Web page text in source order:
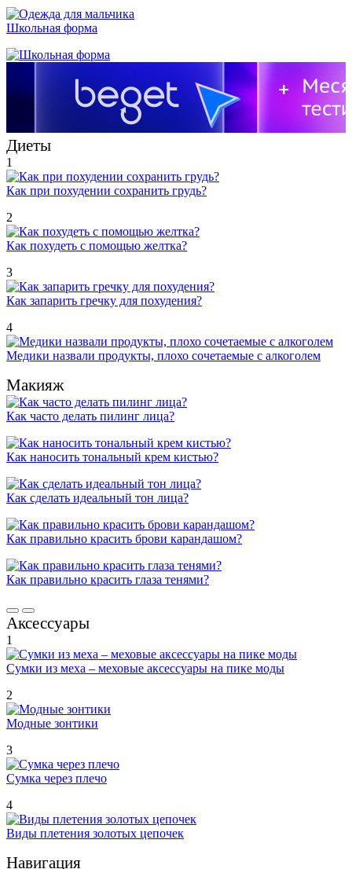
Школьная форма
Диеты
1
Как при похудении сохранить грудь?
2
Как похудеть с помощью желтка?
3
Как запарить гречку для похудения?
4
Медики назвали продукты, плохо сочетаемые с алкоголем
Макияж
Как часто делать пилинг лица?
Как наносить тональный крем кистью?
Как сделать идеальный тон лица?
Как правильно красить брови карандашом?
Как правильно красить глаза тенями?
Аксессуары
1
Сумки из меха – меховые аксессуары на пике моды
2
Модные зонтики
3
Сумка через плечо
4
Виды плетения золотых цепочек
Навигация